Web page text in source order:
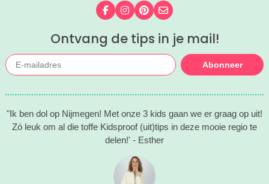
Volg ons op Facebook
Volg ons op Instagram
Volg ons op Pinterest
Mail ons
Ontvang de tips in je mail!
Abonneer
"Ik ben dol op Nijmegen! Met onze 3 kids gaan we er graag op uit!
Zó leuk om al die toffe Kidsproof (uit)tips in deze mooie regio te
delen!' - Esther